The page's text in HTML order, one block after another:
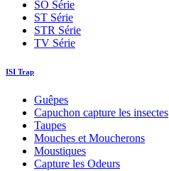
SO Série
ST Série
STR Série
TV Série
ISI Trap
Guêpes
Capuchon capture les insectes
Taupes
Mouches et Moucherons
Moustiques
Capture les Odeurs